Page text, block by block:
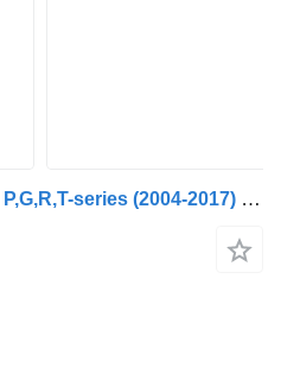
1798270 crijevo za Scania P,G,R,T-series (2004-2017) tegljača